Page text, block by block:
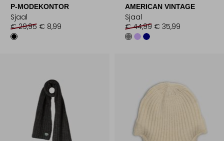
P-MODEKONTOR
Sjaal
€ 29,95 € 8,99
AMERICAN VINTAGE
Sjaal
€ 44,99 € 35,99